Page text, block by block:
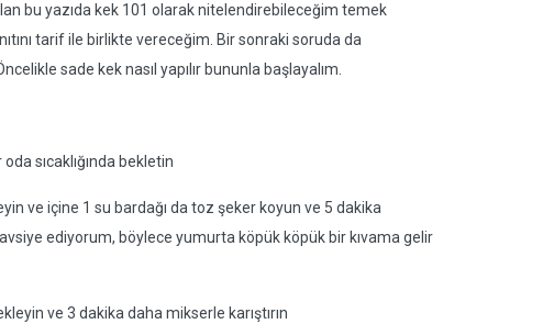
bu yazıda kek 101 olarak nitelendirebileceğim temek
tarif ile birlikte vereceğim. Bir sonraki soruda da
sade kek nasıl yapılır bununla başlayalım.
sıcaklığında bekletin
ve içine 1 su bardağı da toz şeker koyun ve 5 dakika
ediyorum, böylece yumurta köpük köpük bir kıvama gelir
ve 3 dakika daha mikserle karıştırın